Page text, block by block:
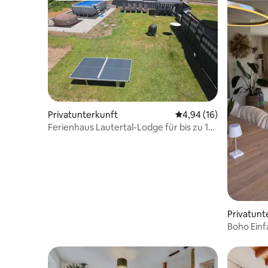
Privatunterkunft Durchschnittliche
4,94 (16)
Ferienhaus Lautertal-Lodge für bis zu 10
Boho